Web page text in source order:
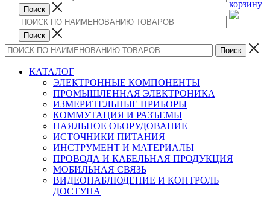
корзину
КАТАЛОГ
ЭЛЕКТРОННЫЕ КОМПОНЕНТЫ
ПРОМЫШЛЕННАЯ ЭЛЕКТРОНИКА
ИЗМЕРИТЕЛЬНЫЕ ПРИБОРЫ
КОММУТАЦИЯ И РАЗЪЕМЫ
ПАЯЛЬНОЕ ОБОРУДОВАНИЕ
ИСТОЧНИКИ ПИТАНИЯ
ИНСТРУМЕНТ И МАТЕРИАЛЫ
ПРОВОДА И КАБЕЛЬНАЯ ПРОДУКЦИЯ
МОБИЛЬНАЯ СВЯЗЬ
ВИДЕОНАБЛЮДЕНИЕ И КОНТРОЛЬ
ДОСТУПА